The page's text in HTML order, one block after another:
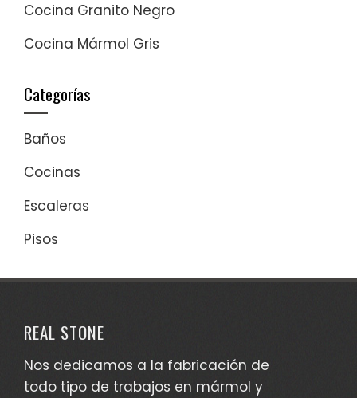
Cocina Granito Negro
Cocina Mármol Gris
Categorías
Baños
Cocinas
Escaleras
Pisos
REAL STONE
Nos dedicamos a la fabricación de
todo tipo de trabajos en mármol y